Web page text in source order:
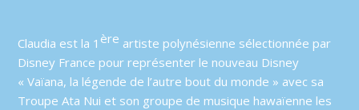
Claudia est la 1 ère artiste polynésienne sélectionnée par
Disney France pour représenter le nouveau Disney
« Vaïana, la légende de l’autre bout du monde » avec sa
Troupe Ata Nui et son groupe de musique hawaïenne les